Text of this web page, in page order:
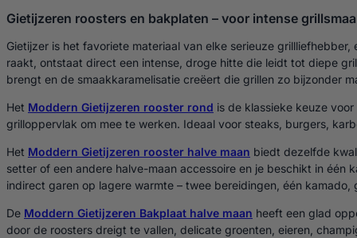
Gietijzeren roosters en bakplaten – voor intense
Gietijzer is het favoriete materiaal van elke serieuze
raakt, ontstaat direct een intense, droge hitte die leidt tot diepe
brengt en de smaakkaramelisatie creëert die grillen zo bijzonder
Het Moddern Gietijzeren rooster rond is de klassieke keuze
grilloppervlak om mee te werken. Ideaal voor steaks, burgers,
Het Moddern Gietijzeren rooster halve maan biedt dezelfde
setter of een andere halve-maan accessoire en je beschikt in
indirect garen op lagere warmte – twee bereidingen, één kamado,
De Moddern Gietijzeren Bakplaat halve maan heeft een glad
door de roosters dreigt te vallen, delicate groenten, eieren,